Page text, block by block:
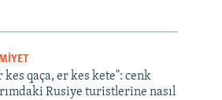
kes qaça, er kes kete": cenk
Rusiye turistlerine nasıl